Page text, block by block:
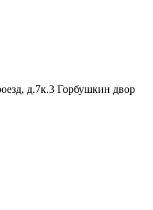
д.7к.3 Горбушкин двор